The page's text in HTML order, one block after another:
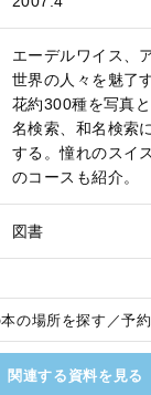
エーデルワイス、
世界の人々を魅了
花約300種を写真
名検索、和名検索
する。憧れのスイ
のコースも紹介。
図書
の場所を探す／予
関連する資料を見る